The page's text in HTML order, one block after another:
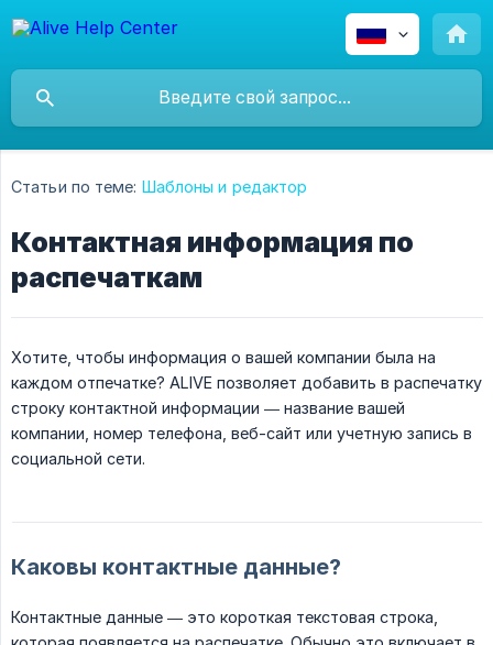
Статьи по теме: Шаблоны и редактор
Контактная информация по
распечаткам
Хотите, чтобы информация о вашей компании была на
каждом отпечатке? ALIVE позволяет добавить в распечатку
строку контактной информации — название вашей
компании, номер телефона, веб-сайт или учетную запись в
социальной сети.
Каковы контактные данные?
Контактные данные — это короткая текстовая строка,